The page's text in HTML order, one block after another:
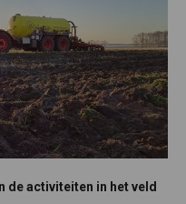
de activiteiten in het veld